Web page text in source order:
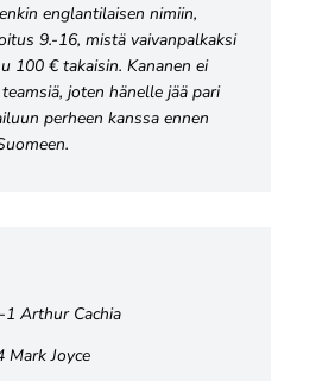
englantilaisen nimiin,
9.-16, mistä vaivanpalkaksi
100 € takaisin. Kananen ei
joten hänelle jää pari
perheen kanssa ennen
Arthur Cachia
Joyce